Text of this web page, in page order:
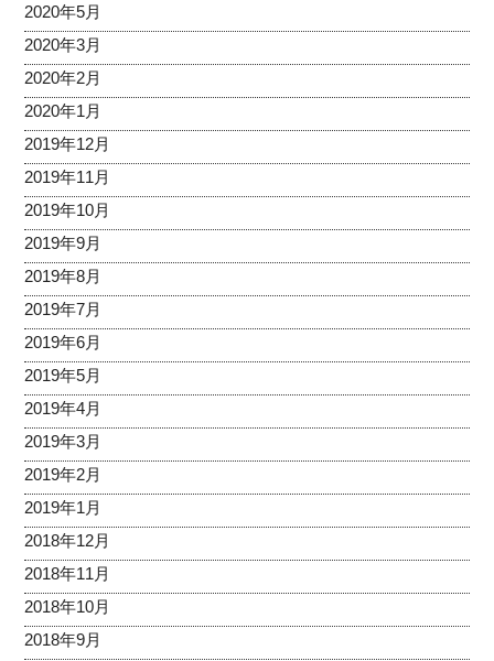
2020年5月
2020年3月
2020年2月
2020年1月
2019年12月
2019年11月
2019年10月
2019年9月
2019年8月
2019年7月
2019年6月
2019年5月
2019年4月
2019年3月
2019年2月
2019年1月
2018年12月
2018年11月
2018年10月
2018年9月